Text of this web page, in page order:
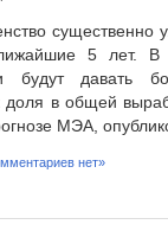
существенно
5 лет.
будут давать
в общей
МЭА,
нет»